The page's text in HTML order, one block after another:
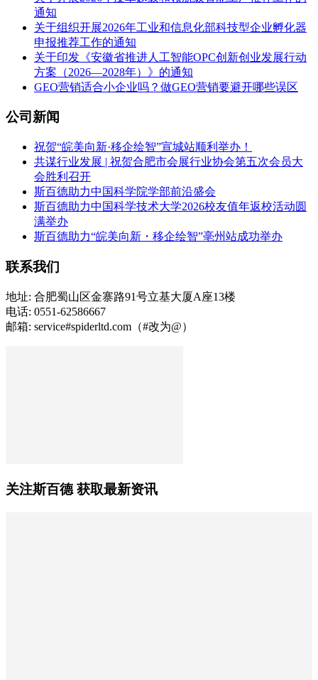
通知
关于组织开展2026年工业和信息化部科技型企业孵化器
申报推荐工作的通知
关于印发《安徽省推进人工智能OPC创新创业发展行动
方案（2026—2028年）》的通知
GEO营销适合小企业吗？做GEO营销要避开哪些误区
公司新闻
祝贺“皖美向新·移企绘智”宣城站顺利举办！
共谋行业发展 | 祝贺合肥市会展行业协会第五次会员大
会胜利召开
斯百德助力中国科学院学部前沿盛会
斯百德助力中国科学技术大学2026校友值年返校活动圆
满举办
斯百德助力“皖美向新・移企绘智”亳州站成功举办
联系我们
地址: 合肥蜀山区金寨路91号立基大厦A座13楼
电话: 0551-62586667
邮箱: service#spiderltd.com（#改为@）
关注斯百德 获取最新资讯